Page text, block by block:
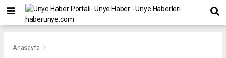
Anasayfa